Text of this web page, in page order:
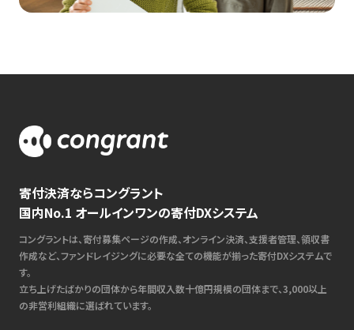
寄付決済ならコングラント
国内No.1 オールインワンの寄付DXシステム
コングラントは、寄付募集ページの作成、オンライン決済、支援者管理、領収書
作成など、ファンドレイジングに必要な全ての機能が揃った寄付DXシステムで
す。
立ち上げたばかりの団体から年間収入数十億円規模の団体まで、3,000以上
の非営利組織に選ばれています。